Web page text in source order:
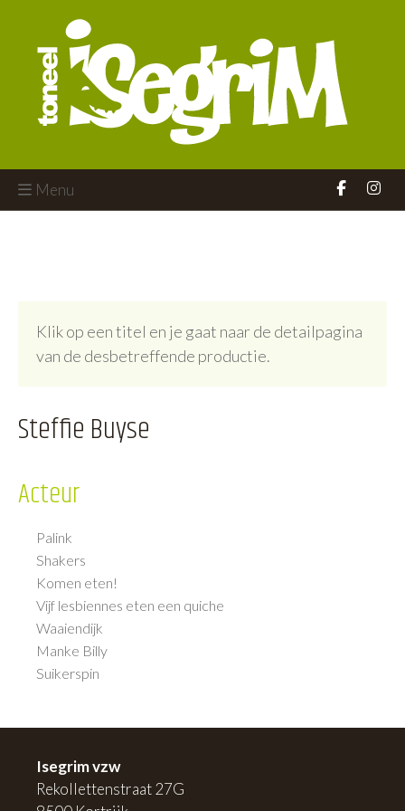
Menu
Klik op een titel en je gaat naar de detailpagina
van de desbetreffende productie.
Steffie Buyse
Acteur
Palink
Shakers
Komen eten!
Vijf lesbiennes eten een quiche
Waaiendijk
Manke Billy
Suikerspin
Isegrim vzw
Rekollettenstraat 27G